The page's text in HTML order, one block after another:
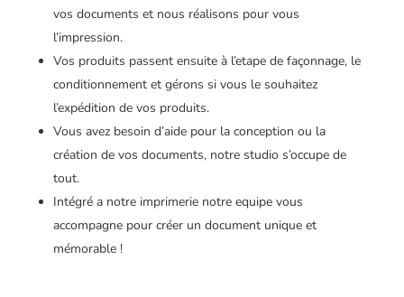
vos documents et nous réalisons pour vous
l’impression.
Vos produits passent ensuite à l’etape de façonnage, le
conditionnement et gérons si vous le souhaitez
l’expédition de vos produits.
Vous avez besoin d’aide pour la conception ou la
création de vos documents, notre studio s’occupe de
tout.
Intégré a notre imprimerie notre equipe vous
accompagne pour créer un document unique et
mémorable !